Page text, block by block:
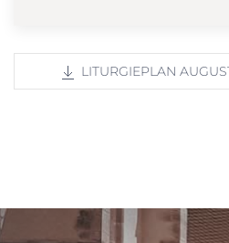
LITURGIEPLAN